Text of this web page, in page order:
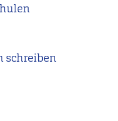
schreiben